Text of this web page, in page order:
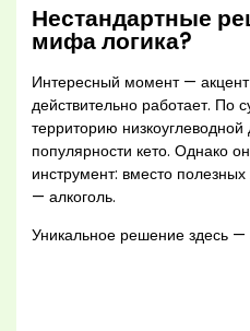
Нестандартные
мифа логика?
Интересный момент —
действительно работает. По
территорию
популярности кето. Однако
инструмент: вместо
— алкоголь.
Уникальное решение здесь —